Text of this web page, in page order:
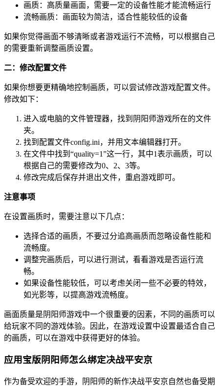
画质：高质量画面，需要一定的设备性能才能流畅运行
流畅画质：画面较为简洁，适合性能较低的设备
如果你觉得画面不够清晰或者游戏运行不流畅，可以根据自己
的需要重新调整画质设置。
二：修改配置文件
如果你想要更精确地控制画质，可以尝试修改游戏配置文件。
修改如下：
进入或电脑的文件管理器，找到阴阳师游戏所在的文件
夹。
找到配置文件config.ini，并用文本编辑器打开。
在文件中找到“quality=1”这一行，其中1表示画质，可以
根据自己的需要修改为0、2、3等。
修改完成后保存并退出文件，重启游戏即可。
注意事项
在设置画质时，需要注意以下几点：
选择合适的画质，不要过分追高画质而忽略设备性能和
流畅度。
调整完画质后，可以进行测试，看看游戏是否运行流
畅。
如果设备性能较低，可以考虑关闭一些不必要的特效，
如光影等，以提高游戏流畅度。
画面质量是阴阳师游戏中一个很重要的因素，不同的画质可以
给玩家不同的游戏体验。因此，在游戏设置中设置最适合自己
的画质，可以在游戏中获得更好的体验。
应用宝版阴阳师怎么绑定决战平安京
作为备受欢迎的手游，阴阳师的新作决战平安京自然也备受期